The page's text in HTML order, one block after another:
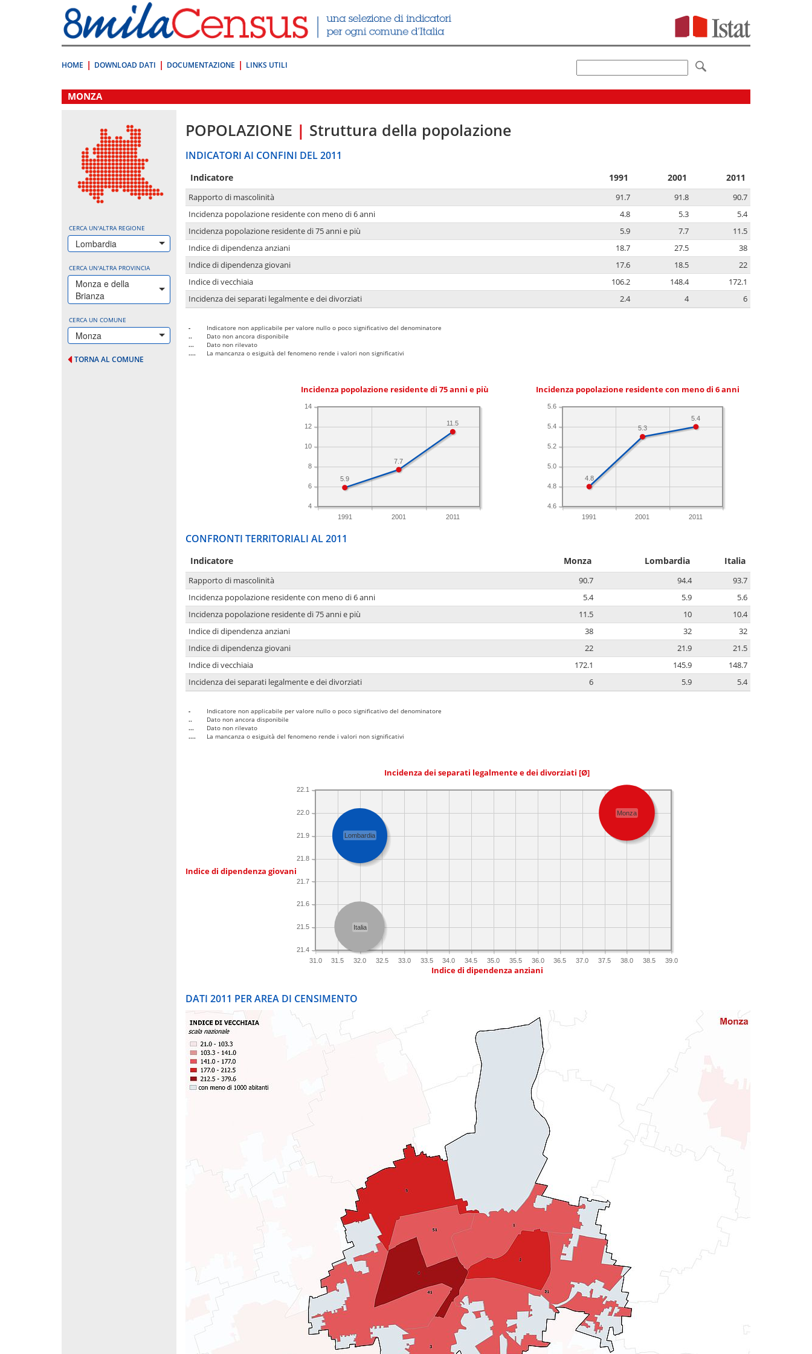
direttamente
a:
Contenuto
HOME DOWNLOAD DATI DOCUMENTAZIONE LINKS UTILI
.
MONZA
CERCA UN'ALTRA REGIONE
Lombardia
CERCA UN'ALTRA PROVINCIA
Monza e della
Brianza
CERCA UN COMUNE
Monza
TORNA AL COMUNE
POPOLAZIONE | Struttura della popolazione
INDICATORI AI CONFINI DEL 2011
Indicatore 1991 2001 2011
Rapporto di mascolinità 91.7 91.8
90.7
Incidenza popolazione residente con meno di 6 anni
4.8 5.3
5.4
Incidenza popolazione residente di 75 anni e più
5.9 7.7
11.5
Indice di dipendenza anziani
18.7 27.5
38
Indice di dipendenza giovani
17.6 18.5
22
Indice di vecchiaia
106.2 148.4
172.1
Incidenza dei separati legalmente e dei divorziati
2.4 4 6
-
Indicatore non applicabile per valore nullo o poco significativo del denominatore
..
Dato non ancora disponibile
...
Dato non rilevato
....
La mancanza o esiguità del fenomeno rende i valori non significativi
Incidenza popolazione residente di 75 anni e più
1991 2001 2011
4
6
8
10
12
14
11.5
7.7
5.9
Incidenza popolazione residente con meno di 6 anni
1991 2001 2011
4.6
4.8
5.0
5.2
5.4
5.6
5.4
5.3
4.8
CONFRONTI TERRITORIALI AL 2011
Indicatore Monza Lombardia Italia
Rapporto di mascolinità 90.7 94.4
93.7
Incidenza popolazione residente con meno di 6 anni
5.4 5.9
5.6
Incidenza popolazione residente di 75 anni e più
11.5 10
10.4
Indice di dipendenza anziani
38 32
32
Indice di dipendenza giovani
22 21.9
21.5
Indice di vecchiaia
172.1 145.9
148.7
Incidenza dei separati legalmente e dei divorziati
6 5.9 5.4
-
Indicatore non applicabile per valore nullo o poco significativo del denominatore
..
Dato non ancora disponibile
...
Dato non rilevato
....
La mancanza o esiguità del fenomeno rende i valori non significativi
Incidenza dei separati legalmente e dei divorziati [Ø]
Indice di dipendenza giovani
31.0 31.5 32.0 32.5 33.0 33.5 34.0 34.5 35.0 35.5 36.0 36.5 37.0 37.5 38.0 38.5 39.0
21.4
21.5
21.6
21.7
21.8
21.9
22.0
22.1
Monza
Lombardia
Italia
Indice di dipendenza anziani
DATI 2011 PER AREA DI CENSIMENTO